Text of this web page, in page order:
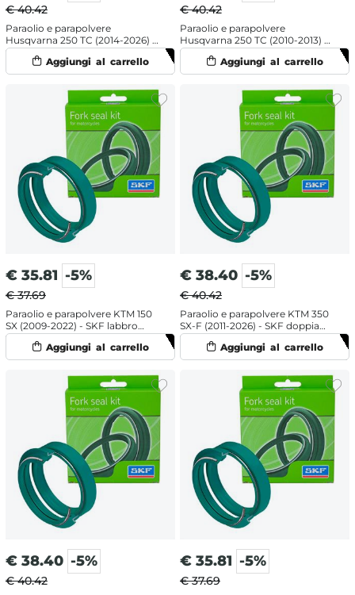
€ 40.42
Paraolio e parapolvere
Husqvarna 250 TC (2014-2026) -
SKF doppia mescola
€ 40.42
Paraolio e parapolvere
Husqvarna 250 TC (2010-2013) -
SKF doppia mescola
€ 35.81 -5%
€ 37.69
Paraolio e parapolvere KTM 150
SX (2009-2022) - SKF labbro
doppio
€ 38.40 -5%
€ 40.42
Paraolio e parapolvere KTM 350
SX-F (2011-2026) - SKF doppia
mescola
€ 38.40 -5%
€ 40.42
€ 35.81 -5%
€ 37.69